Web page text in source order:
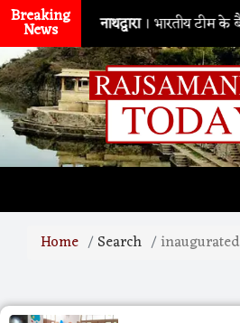
Breaking
News नाथद्वारा। भारतीय टीम के
Home Search inaugurated